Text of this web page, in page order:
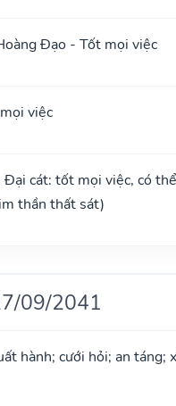
Đạo - Tốt mọi việc
việc
Đại cát: tốt mọi việc, có
thần thất sát)
09/2041
hành; cưới hỏi; an táng;